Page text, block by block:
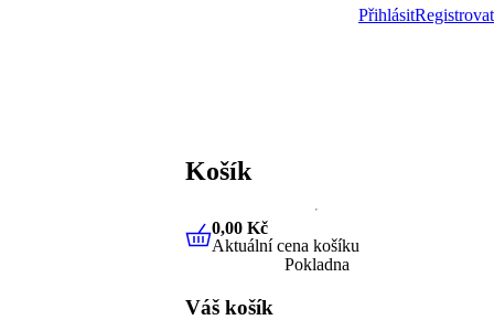
PřihlásitRegistrovat
Košík
0,00 KčAktuální cena košíku
0,00 Kč
Aktuální cena košíku
Pokladna
Váš košík